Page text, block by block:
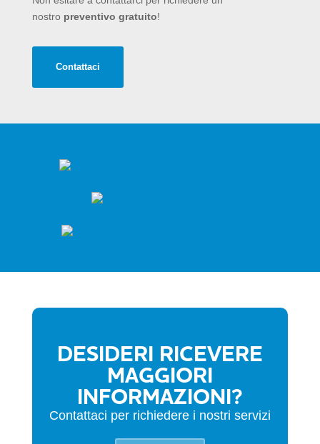
nostro preventivo gratuito!
Contattaci
DESIDERI RICEVERE
MAGGIORI
INFORMAZIONI?
Contattaci per richiedere i nostri servizi